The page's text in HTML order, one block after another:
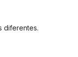
diferentes.